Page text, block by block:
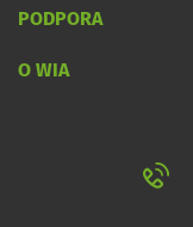
PODPORA
O WIA